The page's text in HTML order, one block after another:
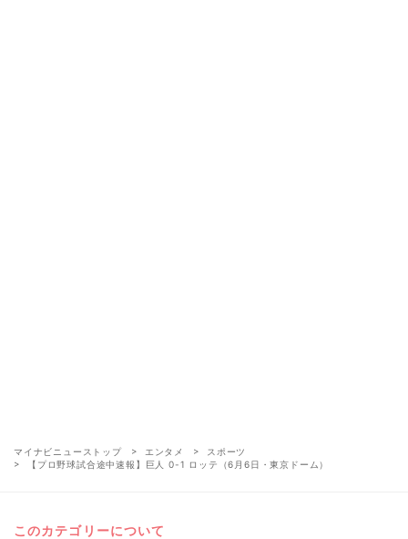
マイナビニューストップ エンタメ
スポーツ
【プロ野球試合途中速報】巨人 0-1 ロッテ（6月6日・東京ドーム）
このカテゴリーについて